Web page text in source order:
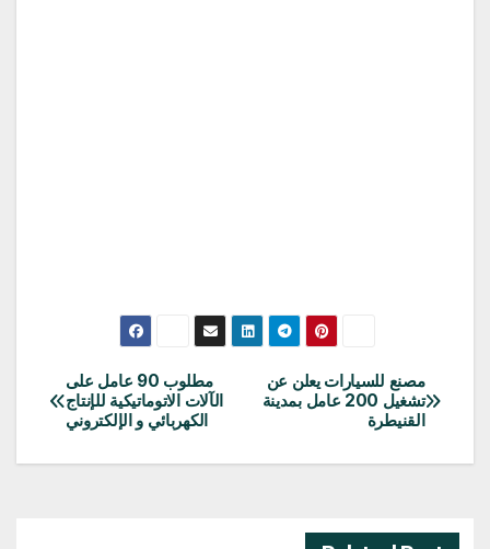
تصفّح
المقالات
مطلوب 90 عامل على
الآلات الاتوماتيكية للإنتاج
الكهربائي و الإلكتروني
مصنع للسيارات يعلن عن
تشغيل 200 عامل بمدينة
القنيطرة